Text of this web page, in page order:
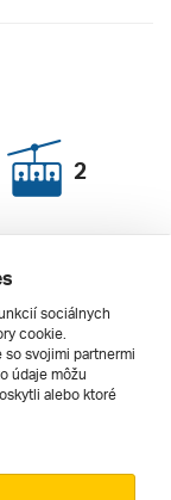
2
Aprica
sociálnych
cookie.
so svojimi partnermi
údaje môžu
alebo ktoré